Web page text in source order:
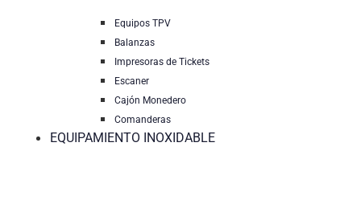
Equipos TPV
Balanzas
Impresoras de Tickets
Escaner
Cajón Monedero
Comanderas
EQUIPAMIENTO INOXIDABLE